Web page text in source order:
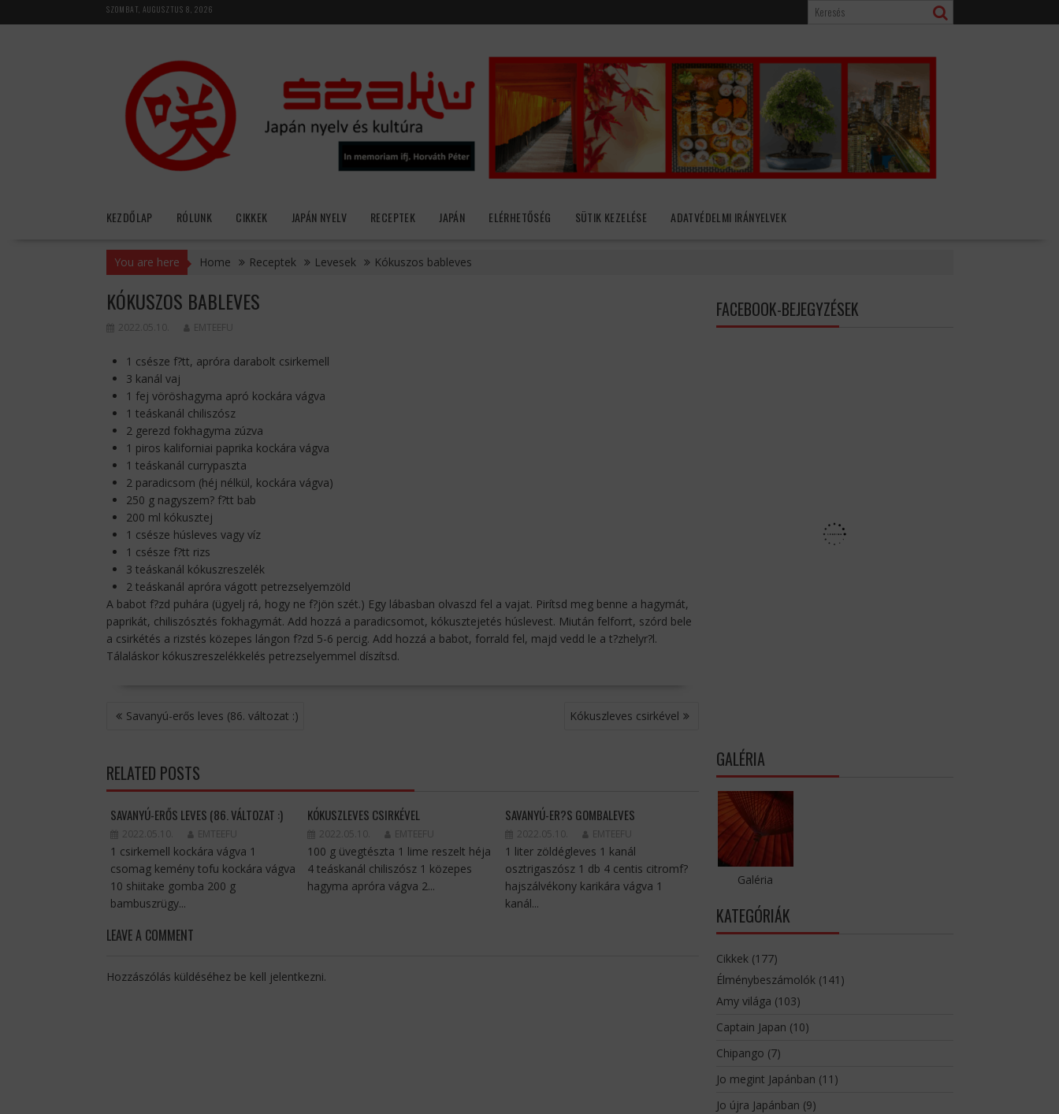
to
SZOMBAT, AUGUSZTUS 8, 2026
KEZDŐLAP RÓLUNK CIKKEK JAPÁN NYELV RECEPTEK JAPÁN ELÉRHETŐSÉG SÜTIK KEZELÉSE ADATVÉDELMI IRÁNYELVEK
You are here Home Receptek Levesek Kókuszos bableves
KÓKUSZOS BABLEVES
2022.05.10. EMTEEFU
1 csésze f?tt, apróra darabolt csirkemell
3 kanál vaj
1 fej vöröshagyma apró kockára vágva
1 teáskanál chiliszósz
2 gerezd fokhagyma zúzva
1 piros kaliforniai paprika kockára vágva
1 teáskanál currypaszta
2 paradicsom (héj nélkül, kockára vágva)
250 g nagyszem? f?tt bab
200 ml kókusztej
1 csésze húsleves vagy víz
1 csésze f?tt rizs
3 teáskanál kókuszreszelék
2 teáskanál apróra vágott petrezselyemzöld
A babot f?zd puhára (ügyelj rá, hogy ne f?jön szét.) Egy lábasban olvaszd fel a vajat. Pirítsd meg benne a hagymát,
paprikát, chiliszósztés fokhagymát. Add hozzá a paradicsomot, kókusztejetés húslevest. Miután felforrt, szórd bele
a csirkétés a rizstés közepes lángon f?zd 5-6 percig. Add hozzá a babot, forrald fel, majd vedd le a t?zhelyr?l.
Tálaláskor kókuszreszelékkelés petrezselyemmel díszítsd.
BEJEGYZÉS
NAVIGÁCIÓ
Savanyú-erős leves (86. változat :) Kókuszleves csirkével
RELATED POSTS
SAVANYÚ-ERŐS LEVES (86. VÁLTOZAT :)
2022.05.10. EMTEEFU
1 csirkemell kockára vágva 1
csomag kemény tofu kockára vágva
10 shiitake gomba 200 g
bambuszrügy...
KÓKUSZLEVES CSIRKÉVEL
2022.05.10. EMTEEFU
100 g üvegtészta 1 lime reszelt héja
4 teáskanál chiliszósz 1 közepes
hagyma apróra vágva 2...
SAVANYÚ-ER?S GOMBALEVES
2022.05.10. EMTEEFU
1 liter zöldégleves 1 kanál
osztrigaszósz 1 db 4 centis citromf?
hajszálvékony karikára vágva 1
kanál...
LEAVE A COMMENT
Hozzászólás küldéséhez be kell jelentkezni.
FACEBOOK-BEJEGYZÉSEK
GALÉRIA
Galéria
KATEGÓRIÁK
Cikkek(177)
Élménybeszámolók(141)
Amy világa (103)
Captain Japan (10)
Chipango (7)
Jo megint Japánban (11)
Jo újra Japánban (9)